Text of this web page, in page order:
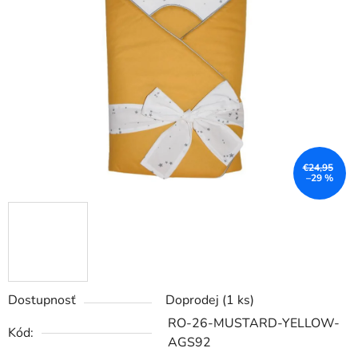
Dostupnosť Doprodej (1 ks)
Kód:
RO-26-MUSTARD-YELLOW-
AGS92
€24,95
–29 %